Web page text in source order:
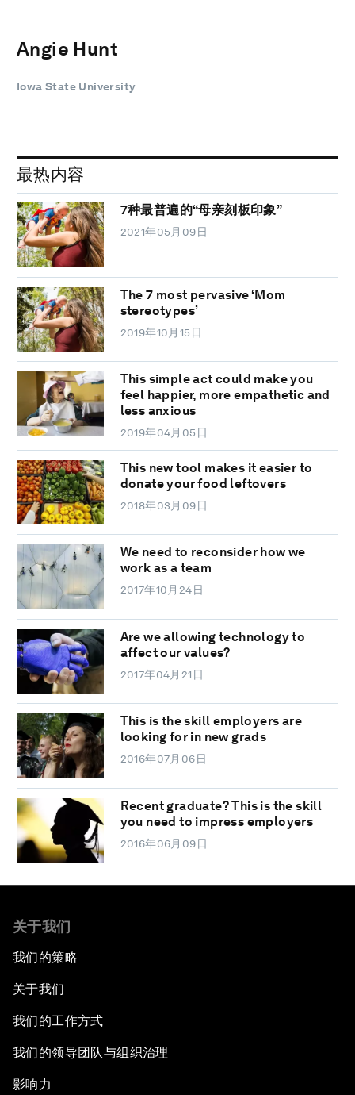
Angie Hunt
Iowa State University
最热内容
7种最普遍的“母亲刻板印象”
2021年05月09日
The 7 most pervasive ‘Mom
stereotypes’
2019年10月15日
This simple act could make you
feel happier, more empathetic and
less anxious
2019年04月05日
This new tool makes it easier to
donate your food leftovers
2018年03月09日
We need to reconsider how we
work as a team
2017年10月24日
Are we allowing technology to
affect our values?
2017年04月21日
This is the skill employers are
looking for in new grads
2016年07月06日
Recent graduate? This is the skill
you need to impress employers
2016年06月09日
关于我们
我们的策略
关于我们
我们的工作方式
我们的领导团队与组织治理
影响力